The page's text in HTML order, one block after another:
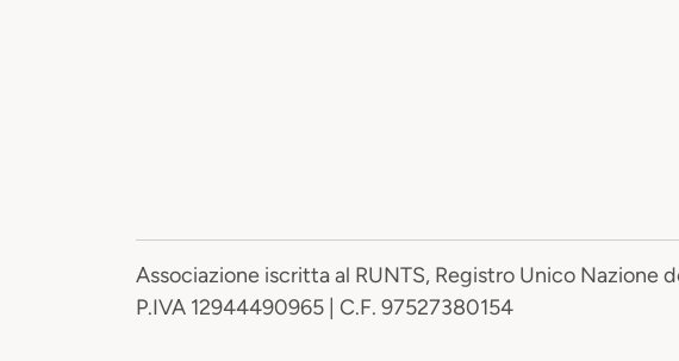
Associazione iscritta al RUNTS, Registro Unico Nazione
P.IVA 12944490965 | C.F. 97527380154